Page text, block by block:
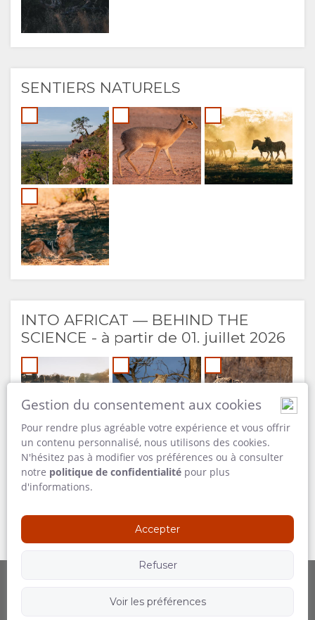
SENTIERS NATURELS
INTO AFRICAT — BEHIND THE
SCIENCE - à partir de 01. juillet 2026
Suivez-nous
Gestion du consentement aux cookies
Pour rendre plus agréable votre expérience et vous offrir
un contenu personnalisé, nous utilisons des cookies.
N'hésitez pas à modifier vos préférences ou à consulter
notre politique de confidentialité pour plus
d'informations.
Accepter
Refuser
Voir les préférences